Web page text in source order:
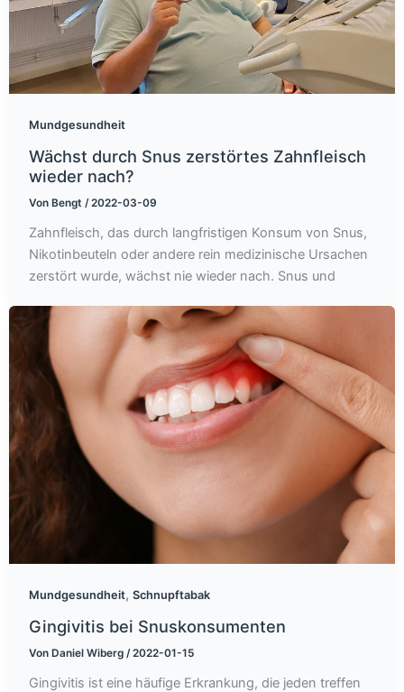
Mundgesundheit
Wächst durch Snus zerstörtes Zahnfleisch
wieder nach?
Von Bengt /2022-03-09
Zahnfleisch, das durch langfristigen Konsum von Snus,
Nikotinbeuteln oder andere rein medizinische Ursachen
zerstört wurde, wächst nie wieder nach. Snus und
Mundgesundheit, Schnupftabak
Gingivitis bei Snuskonsumenten
Von Daniel Wiberg /2022-01-15
Gingivitis ist eine häufige Erkrankung, die jeden treffen